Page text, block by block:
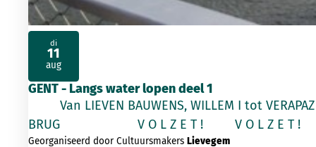
GENT - Langs water lopen deel 1
Van LIEVEN BAUWENS, WILLEM I tot VERAPAZ
BRUG V O L Z E T ! V O L Z E T !
Georganiseerd door Cultuursmakers Lievegem
di
11
aug
2026